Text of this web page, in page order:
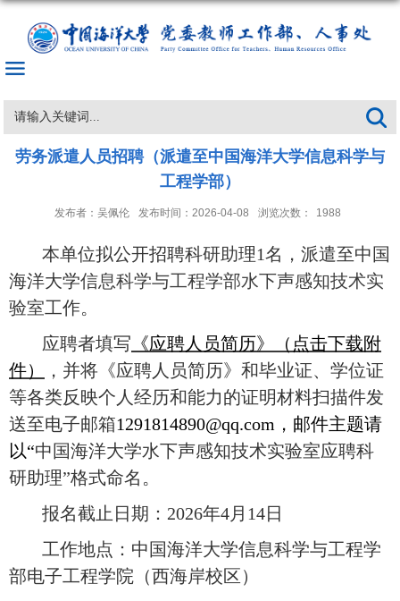
劳务派遣人员招聘（派遣至中国海洋大学信息科学与
工程学部）
发布者：吴佩伦 发布时间：2026-04-08 浏览次数： 1988
本单位拟公开招聘科研助理1名，派遣至中国
海洋大学信息科学与工程学部水下声感知技术实
验室工作。
应聘者填写 《应聘人员简历》（点击下载附
件）
，并将《应聘人员简历》和毕业证、学位证
等各类反映个人经历和能力的证明材料扫描件发
送至电子邮箱1291814890@qq.com ，邮件主题请
以“中国海洋大学水下声感知技术实验室应聘科
研助理”格式命名。
报名截止日期： 2026年4月 14日
工作地点：中国海洋大学信息科学与工程学
部电子工程学院 （西海岸校区）